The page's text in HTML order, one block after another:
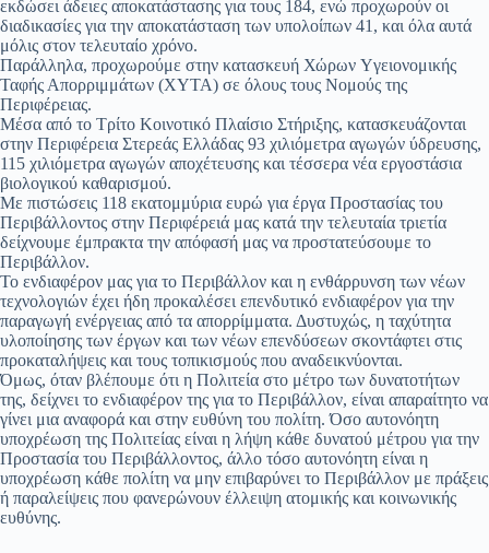
εκδώσει άδειες αποκατάστασης για τους 184, ενώ προχωρούν οι
διαδικασίες για την αποκατάσταση των υπολοίπων 41, και όλα αυτά
μόλις στον τελευταίο χρόνο.
Παράλληλα, προχωρούμε στην κατασκευή Χώρων Yγειονομικής
Ταφής Απορριμμάτων (ΧYΤΑ) σε όλους τους Νομούς της
Περιφέρειας.
Μέσα από το Τρίτο Κοινοτικό Πλαίσιο Στήριξης, κατασκευάζονται
στην Περιφέρεια Στερεάς Ελλάδας 93 χιλιόμετρα αγωγών ύδρευσης,
115 χιλιόμετρα αγωγών αποχέτευσης και τέσσερα νέα εργοστάσια
βιολογικού καθαρισμού.
Με πιστώσεις 118 εκατομμύρια ευρώ για έργα Προστασίας του
Περιβάλλοντος στην Περιφέρειά μας κατά την τελευταία τριετία
δείχνουμε έμπρακτα την απόφασή μας να προστατεύσουμε το
Περιβάλλον.
Το ενδιαφέρον μας για το Περιβάλλον και η ενθάρρυνση των νέων
τεχνολογιών έχει ήδη προκαλέσει επενδυτικό ενδιαφέρον για την
παραγωγή ενέργειας από τα απορρίμματα. Δυστυχώς, η ταχύτητα
υλοποίησης των έργων και των νέων επενδύσεων σκοντάφτει στις
προκαταλήψεις και τους τοπικισμούς που αναδεικνύονται.
Όμως, όταν βλέπουμε ότι η Πολιτεία στο μέτρο των δυνατοτήτων
της, δείχνει το ενδιαφέρον της για το Περιβάλλον, είναι απαραίτητο να
γίνει μια αναφορά και στην ευθύνη του πολίτη. Όσο αυτονόητη
υποχρέωση της Πολιτείας είναι η λήψη κάθε δυνατού μέτρου για την
Προστασία του Περιβάλλοντος, άλλο τόσο αυτονόητη είναι η
υποχρέωση κάθε πολίτη να μην επιβαρύνει το Περιβάλλον με πράξεις
ή παραλείψεις που φανερώνουν έλλειψη ατομικής και κοινωνικής
ευθύνης.